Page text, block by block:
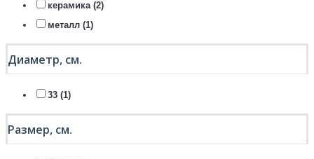
керамика (2)
металл (1)
Диаметр, см.
33 (1)
Размер, см.